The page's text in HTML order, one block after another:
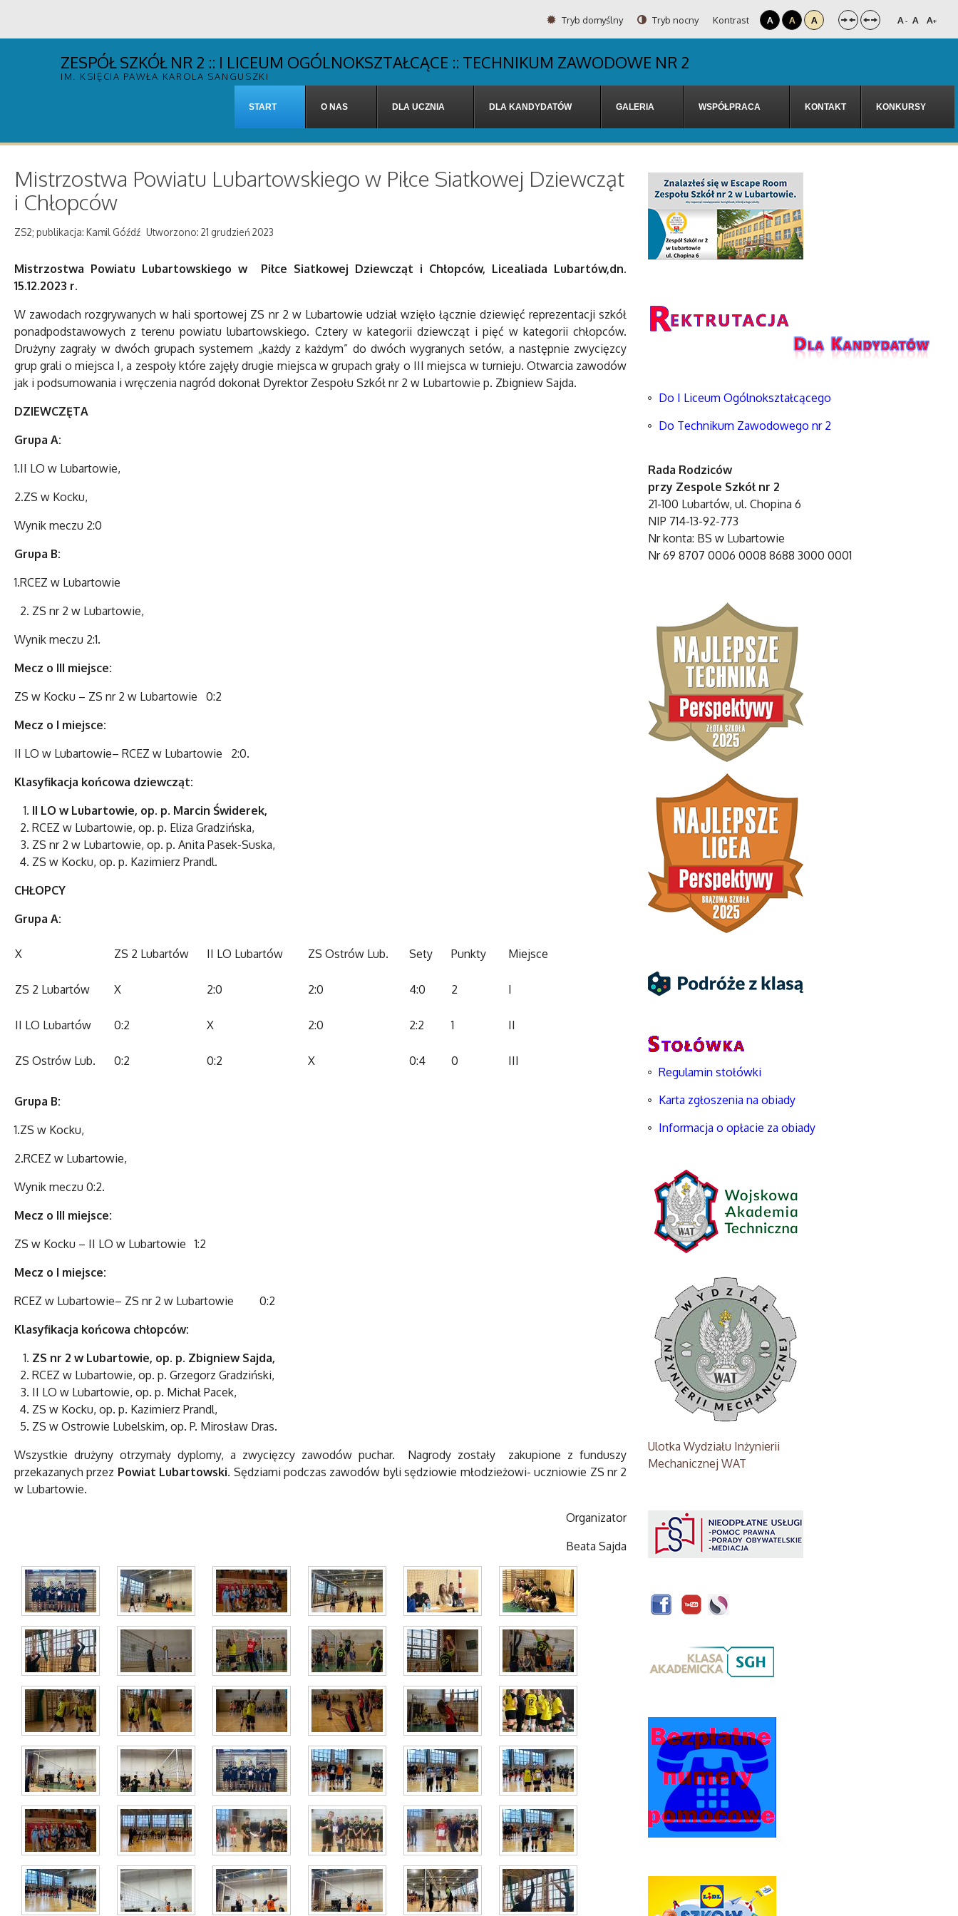
Tryb domyślny Tryb nocny Kontrast A A A A- A A+
ZESPÓŁ SZKÓŁ NR 2 :: I LICEUM OGÓLNOKSZTAŁCĄCE :: TECHNIKUM ZAWODOWE NR 2
IM. KSIĘCIA PAWŁA KAROLA SANGUSZKI
START O NAS DLA UCZNIA DLA KANDYDATÓW GALERIA WSPÓŁPRACA KONTAKT KONKURSY
Mistrzostwa Powiatu Lubartowskiego w Piłce Siatkowej Dziewcząt
i Chłopców
ZS2; publikacja: Kamil Góźdź Utworzono: 21 grudzień 2023
Mistrzostwa Powiatu Lubartowskiego w Piłce Siatkowej Dziewcząt i Chłopców, Licealiada Lubartów,dn.
15.12.2023 r.
W zawodach rozgrywanych w hali sportowej ZS nr 2 w Lubartowie udział wzięło łącznie dziewięć reprezentacji szkół
ponadpodstawowych z terenu powiatu lubartowskiego. Cztery w kategorii dziewcząt i pięć w kategorii chłopców.
Drużyny zagrały w dwóch grupach systemem „każdy z każdym” do dwóch wygranych setów, a następnie zwycięzcy
grup grali o miejsca I, a zespoły które zajęły drugie miejsca w grupach grały o III miejsca w turnieju. Otwarcia zawodów
jak i podsumowania i wręczenia nagród dokonał Dyrektor Zespołu Szkół nr 2 w Lubartowie p. Zbigniew Sajda.
DZIEWCZĘTA
Grupa A:
1.II LO w Lubartowie,
2.ZS w Kocku,
Wynik meczu 2:0
Grupa B:
1.RCEZ w Lubartowie
ZS nr 2 w Lubartowie,
Wynik meczu 2:1.
Mecz o III miejsce:
ZS w Kocku – ZS nr 2 w Lubartowie 0:2
Mecz o I miejsce:
II LO w Lubartowie– RCEZ w Lubartowie 2:0.
Klasyfikacja końcowa dziewcząt:
II LO w Lubartowie, op. p. Marcin Świderek,
RCEZ w Lubartowie, op. p. Eliza Gradzińska,
ZS nr 2 w Lubartowie, op. p. Anita Pasek-Suska,
ZS w Kocku, op. p. Kazimierz Prandl.
CHŁOPCY
Grupa A:
X ZS 2 Lubartów II LO Lubartów ZS Ostrów Lub. Sety Punkty Miejsce
ZS 2 Lubartów X 2:0 2:0 4:0 2 I
II LO Lubartów 0:2 X 2:0 2:2 1 II
ZS Ostrów Lub. 0:2 0:2 X 0:4 0 III
Grupa B:
1.ZS w Kocku,
2.RCEZ w Lubartowie,
Wynik meczu 0:2.
Mecz o III miejsce:
ZS w Kocku – II LO w Lubartowie 1:2
Mecz o I miejsce:
RCEZ w Lubartowie– ZS nr 2 w Lubartowie 0:2
Klasyfikacja końcowa chłopców:
ZS nr 2 w Lubartowie, op. p. Zbigniew Sajda,
RCEZ w Lubartowie, op. p. Grzegorz Gradziński,
II LO w Lubartowie, op. p. Michał Pacek,
ZS w Kocku, op. p. Kazimierz Prandl,
ZS w Ostrowie Lubelskim, op. P. Mirosław Dras.
Wszystkie drużyny otrzymały dyplomy, a zwycięzcy zawodów puchar. Nagrody zostały zakupione z funduszy
przekazanych przez Powiat Lubartowski. Sędziami podczas zawodów byli sędziowie młodzieżowi- uczniowie ZS nr 2
w Lubartowie.
Organizator
Beata Sajda
Do I Liceum Ogólnokształcącego
Do Technikum Zawodowego nr 2
Rada Rodziców
przy Zespole Szkół nr 2
21-100 Lubartów, ul. Chopina 6
NIP 714-13-92-773
Nr konta: BS w Lubartowie
Nr 69 8707 0006 0008 8688 3000 0001
Regulamin stołówki
Karta zgłoszenia na obiady
Informacja o opłacie za obiady
Ulotka Wydziału Inżynierii
Mechanicznej WAT